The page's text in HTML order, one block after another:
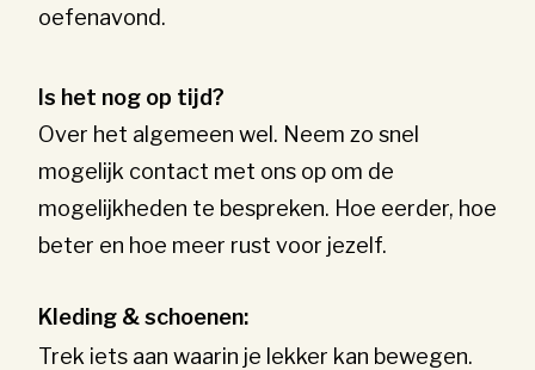
oefenavond.
Is het nog op tijd?
Over het algemeen wel. Neem zo snel
mogelijk contact met ons op om de
mogelijkheden te bespreken. Hoe eerder, hoe
beter en hoe meer rust voor jezelf.
Kleding & schoenen:
Trek iets aan waarin je lekker kan bewegen.